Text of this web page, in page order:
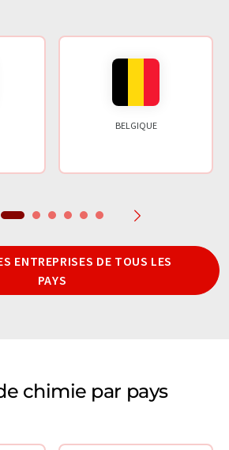
BELGIQUE
ENTREPRISES DE TOUS LES
PAYS
chimie par pays